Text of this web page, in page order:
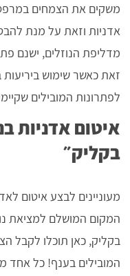
משקים את הצמחים
אדניות וזאת על מנת
מדליפת הנוזלים, ישנם
זאת כאשר שימוש ביריעות
לפתרונות המובילים
איטום אדניות
בקליק״
מעוניינים לבצע איטום
המקום המושלם למציאת
בקליק, כאן תוכלו לקבל
המובילים בענף! כל אחד